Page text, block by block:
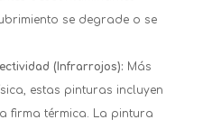
se degrade o se
(Infrarrojos): Más
estas pinturas incluyen
firma térmica. La pintura